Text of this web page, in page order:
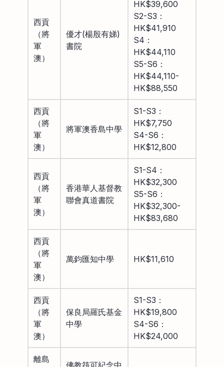
西貢
（將
軍
澳）
優才(楊殷有娣)
書院
HK$39,600
S2-S3：
HK$41,910
S4：
HK$44,110
S5-S6：
HK$44,110-
HK$88,550
西貢
（將
軍
澳）
將軍澳香島中學
S1-S3：
HK$7,750
S4-S6：
HK$12,800
西貢
（將
軍
澳）
香港華人基督教
聯會真道書院
S1-S4：
HK$32,300
S5-S6：
HK$32,300-
HK$83,680
西貢
（將
軍
澳）
萬鈞匯知中學 HK$11,610
西貢
（將
軍
澳）
保良局羅氏基金
中學
S1-S3：
HK$19,800
S4-S6：
HK$24,000
離島
佛教筏可紀念中